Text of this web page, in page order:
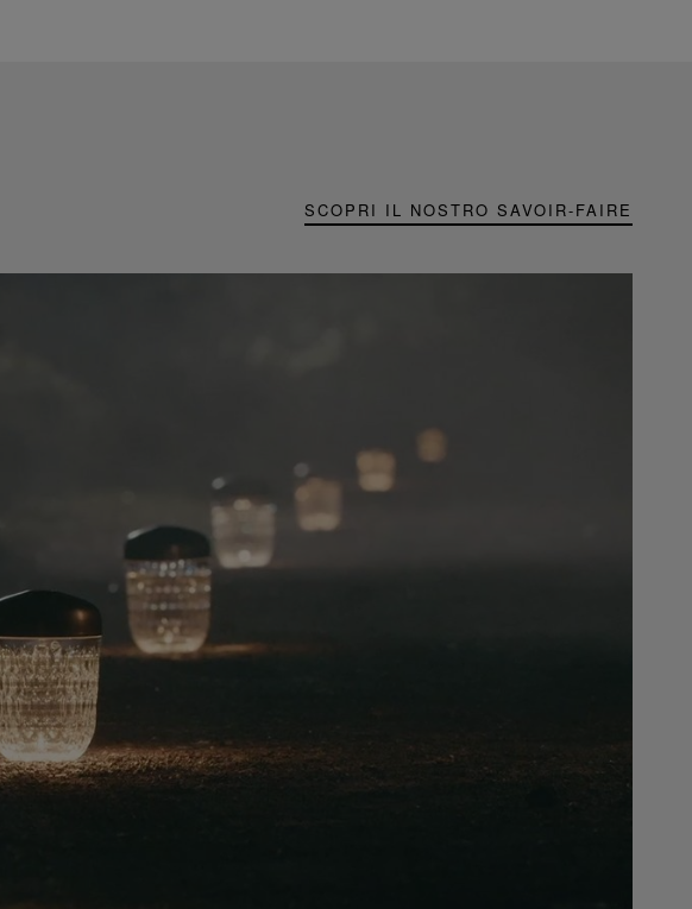
SCOPRI IL NOSTRO SAVOIR-FAIRE